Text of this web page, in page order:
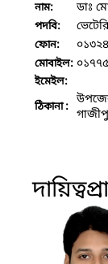
নাম: ডাঃ
পদবি:
ফোন:
মোবাইল:
ইমেইল:
ঠিকানা :